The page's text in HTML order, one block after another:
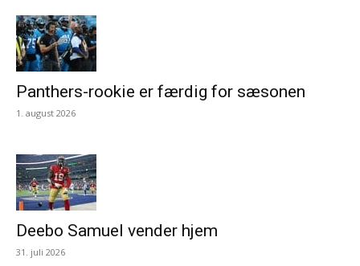
Panthers-rookie er færdig for sæsonen
1. august 2026
Deebo Samuel vender hjem
31. juli 2026